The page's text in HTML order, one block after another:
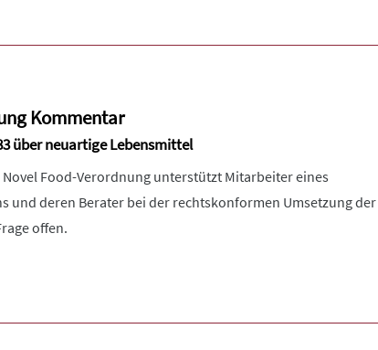
Kommentar
über neuartige Lebensmittel
Food-Verordnung unterstützt Mitarbeiter eines
und deren Berater bei der rechtskonformen Umsetzung
offen.